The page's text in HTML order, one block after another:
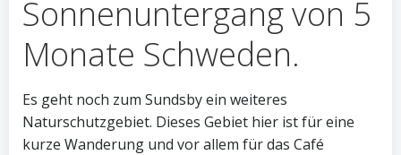
Sonnenuntergang von 5
Monate Schweden.
Es geht noch zum Sundsby ein weiteres
Naturschutzgebiet. Dieses Gebiet hier ist für eine
kurze Wanderung und vor allem für das Café